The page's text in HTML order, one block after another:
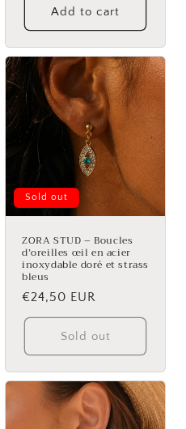
Add to cart
Sold out
ZORA STUD – Boucles
d’oreilles œil en acier
inoxydable doré et strass
bleus
Regular
price
€24,50 EUR
Sold out